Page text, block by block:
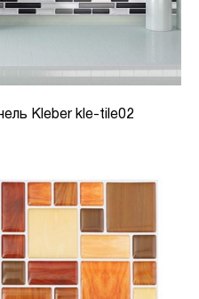
Kleber kle-tile02